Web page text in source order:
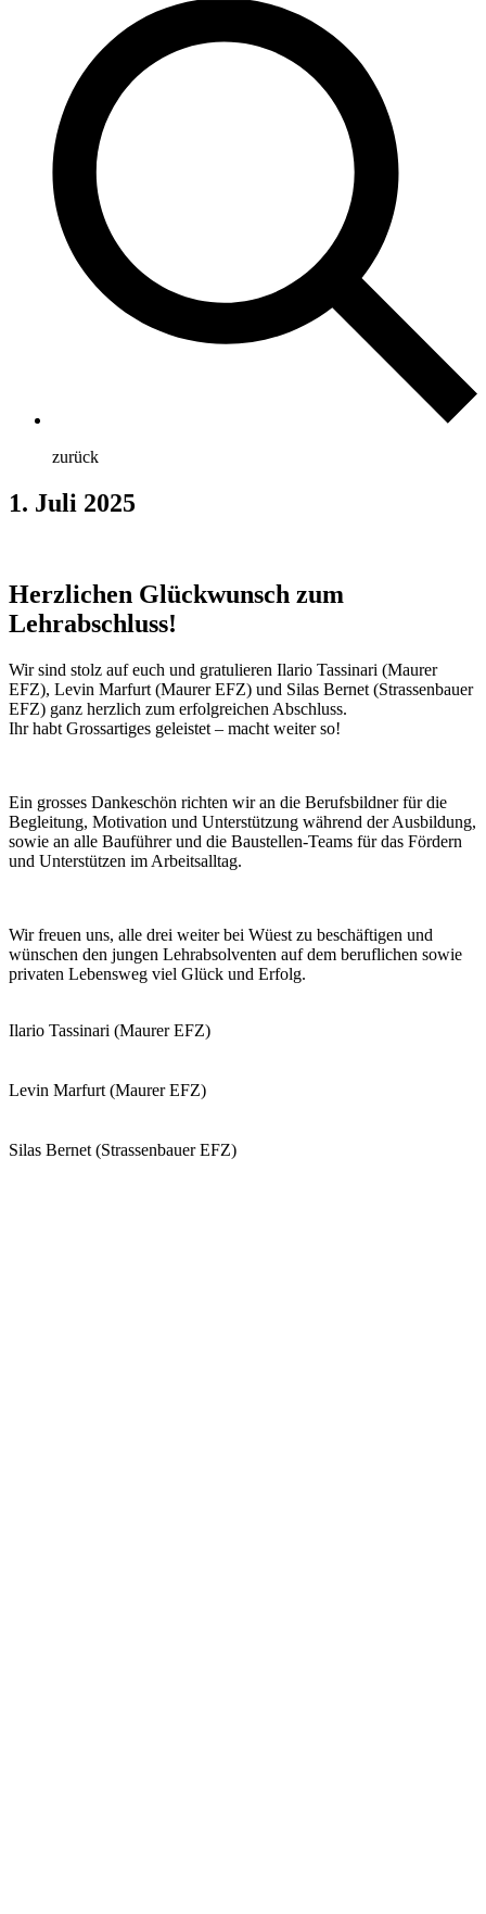
zurück
1. Juli 2025
Herzlichen Glückwunsch zum
Lehrabschluss!
Wir sind stolz auf euch und gratulieren Ilario Tassinari (Maurer
EFZ), Levin Marfurt (Maurer EFZ) und Silas Bernet (Strassenbauer
EFZ) ganz herzlich zum erfolgreichen Abschluss.
Ihr habt Grossartiges geleistet – macht weiter so!
Ein grosses Dankeschön richten wir an die Berufsbildner für die
Begleitung, Motivation und Unterstützung während der Ausbildung,
sowie an alle Bauführer und die Baustellen-Teams für das Fördern
und Unterstützen im Arbeitsalltag.
Wir freuen uns, alle drei weiter bei Wüest zu beschäftigen und
wünschen den jungen Lehrabsolventen auf dem beruflichen sowie
privaten Lebensweg viel Glück und Erfolg.
Ilario Tassinari (Maurer EFZ)
Levin Marfurt (Maurer EFZ)
Silas Bernet (Strassenbauer EFZ)